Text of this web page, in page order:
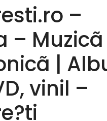
–
– Muzicã
|
vinil –